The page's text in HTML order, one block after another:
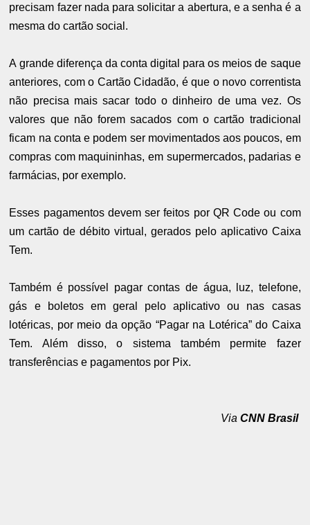
precisam fazer nada para solicitar a abertura, e a senha é a
mesma do cartão social.
A grande diferença da conta digital para os meios de saque
anteriores, com o Cartão Cidadão, é que o novo correntista
não precisa mais sacar todo o dinheiro de uma vez. Os
valores que não forem sacados com o cartão tradicional
ficam na conta e podem ser movimentados aos poucos, em
compras com maquininhas, em supermercados, padarias e
farmácias, por exemplo.
Esses pagamentos devem ser feitos por QR Code ou com
um cartão de débito virtual, gerados pelo aplicativo Caixa
Tem.
Também é possível pagar contas de água, luz, telefone,
gás e boletos em geral pelo aplicativo ou nas casas
lotéricas, por meio da opção “Pagar na Lotérica” do Caixa
Tem. Além disso, o sistema também permite fazer
transferências e pagamentos por Pix.
Via CNN Brasil